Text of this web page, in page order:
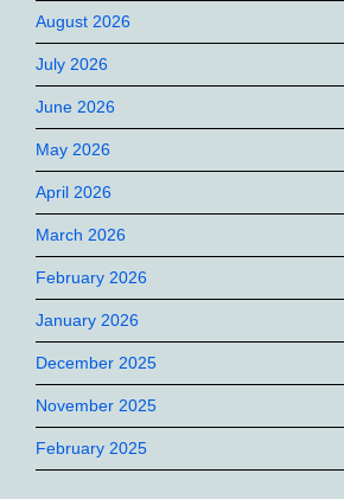
August 2026
July 2026
June 2026
May 2026
April 2026
March 2026
February 2026
January 2026
December 2025
November 2025
February 2025